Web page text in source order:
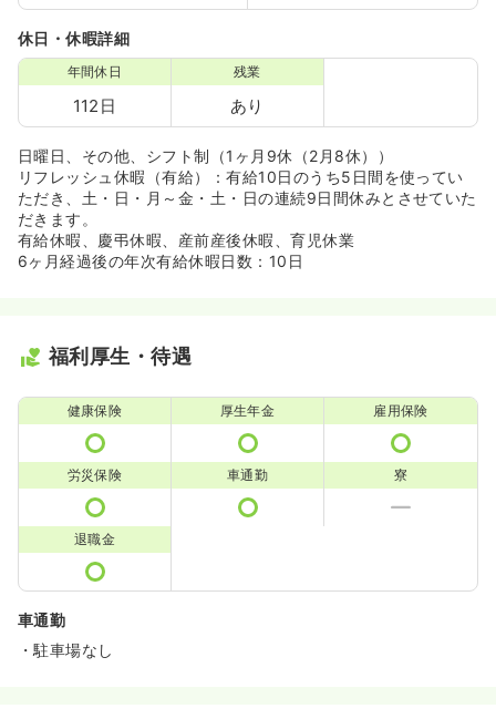
休日・休暇詳細
年間休日
112日
残業
あり
日曜日、その他、シフト制（1ヶ月9休（2月8休））
リフレッシュ休暇（有給）：有給10日のうち5日間を使ってい
ただき、土・日・月～金・土・日の連続9日間休みとさせていた
だきます。
有給休暇、慶弔休暇、産前産後休暇、育児休業
6ヶ月経過後の年次有給休暇日数：10日
福利厚生・待遇
健康保険 厚生年金 雇用保険
労災保険 車通勤 寮
退職金
車通勤
・駐車場なし